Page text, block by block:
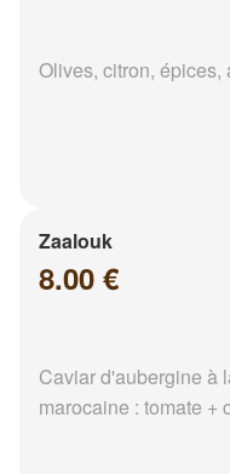
Olives, citron,
Zaalouk
8.00 €
Caviar d'aubergine à
marocaine : tomate +